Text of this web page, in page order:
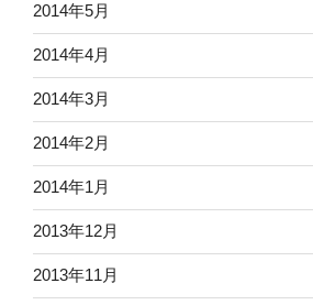
2014年5月
2014年4月
2014年3月
2014年2月
2014年1月
2013年12月
2013年11月